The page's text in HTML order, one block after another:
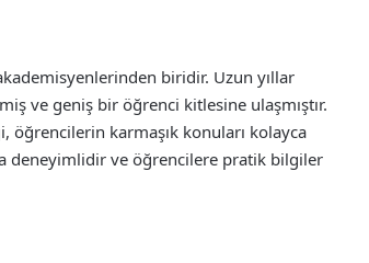
biridir. Uzun yıllar
ve geniş bir öğrenci kitlesine ulaşmıştır.
karmaşık konuları kolayca
deneyimlidir ve öğrencilere pratik bilgiler